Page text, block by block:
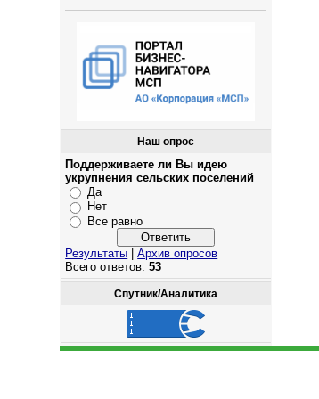
Наш опрос
Поддерживаете ли Вы идею
укрупнения сельских поселений
Да
Нет
Все равно
Результаты |Архив опросов
Всего ответов:53
Спутник/Аналитика